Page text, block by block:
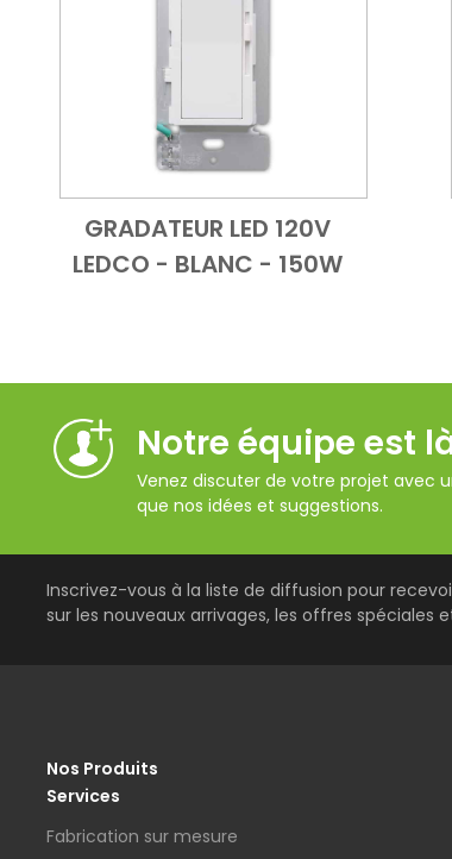
Add to Cart
Vue d'ensemble
GRADATEUR LED 120V
LEDCO - BLANC - 150W
Notre équipe est
Venez discuter de votre projet avec
que nos idées et suggestions.
Inscrivez-vous à la liste de diffusion pour
sur les nouveaux arrivages, les offres spéciales
Nos Produits
Services
Fabrication sur mesure